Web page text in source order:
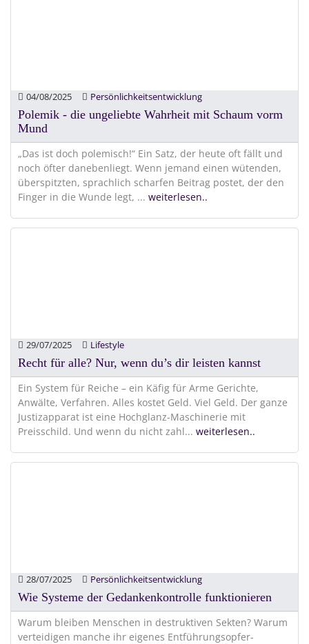
04/08/2025 Persönlichkeitsentwicklung
Polemik - die ungeliebte Wahrheit mit Schaum vorm
Mund
„Das ist doch polemisch!“ Ein Satz, der heute oft fällt und
noch öfter danebenliegt. Wenn jemand einen wütenden,
überspitzten, sprachlich scharfen Beitrag postet, der den
Finger in die Wunde legt, ... weiterlesen..
29/07/2025 Lifestyle
Recht für alle? Nur, wenn du’s dir leisten kannst
Ein System für Reiche – ein Käfig für Arme Gerichte,
Anwälte, Verfahren. Alles kostet Geld. Viel Geld. Der ganze
Justizapparat ist eine Hochglanz-Maschinerie mit
Preisschild. Und wenn du nicht zahl... weiterlesen..
28/07/2025 Persönlichkeitsentwicklung
Wie Systeme der Gedankenkontrolle funktionieren
Warum bleiben Menschen in destruktiven Sekten? Warum
verteidigen manche ihr eigenes Entführungsopfer-